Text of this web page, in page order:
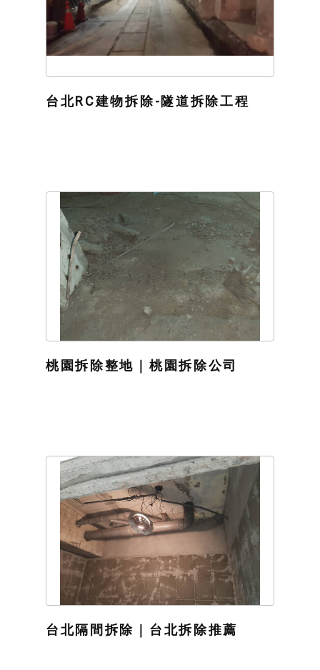
台北RC建物拆除-隧道拆除工程
桃園拆除整地｜桃園拆除公司
台北隔間拆除｜台北拆除推薦